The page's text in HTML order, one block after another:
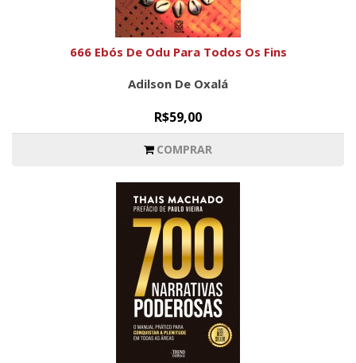
666 Ebós De Odu Para Todos Os Fins
Adilson De Oxalá
R$59,00
COMPRAR